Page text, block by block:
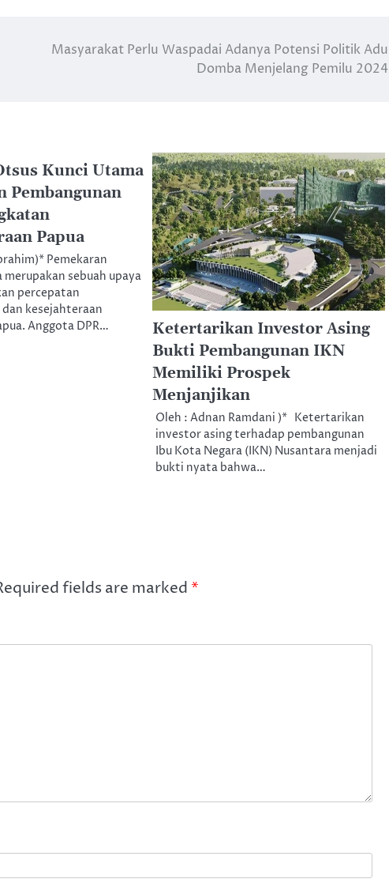
Masyarakat Perlu Waspadai Adanya Potensi Politik Adu
Domba Menjelang Pemilu 2024
Kunci Utama
Pembangunan
Papua
Pemekaran
merupakan sebuah upaya
percepatan
kesejahteraan
Anggota DPR…
Ketertarikan Investor Asing
Bukti Pembangunan IKN
Memiliki Prospek
Menjanjikan
Oleh : Adnan Ramdani )* Ketertarikan
investor asing terhadap pembangunan
Ibu Kota Negara (IKN) Nusantara menjadi
bukti nyata bahwa…
fields are marked *